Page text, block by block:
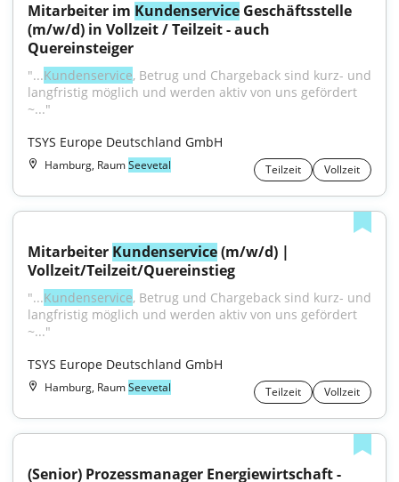
Mitarbeiter im Kundenservice Geschäftsstelle
(m/w/d) in Vollzeit / Teilzeit - auch
Quereinsteiger
"...Kundenservice, Betrug und Chargeback sind kurz- und
langfristig möglich und werden aktiv von uns gefördert
~..."
TSYS Europe Deutschland GmbH
Hamburg, RaumSeevetal Teilzeit Vollzeit
Mitarbeiter Kundenservice (m/w/d) |
Vollzeit/Teilzeit/Quereinstieg
"...Kundenservice, Betrug und Chargeback sind kurz- und
langfristig möglich und werden aktiv von uns gefördert
~..."
TSYS Europe Deutschland GmbH
Hamburg, RaumSeevetal Teilzeit Vollzeit